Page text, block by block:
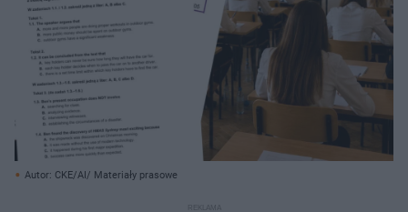
Autor: CKE/AI/ Materiały prasowe